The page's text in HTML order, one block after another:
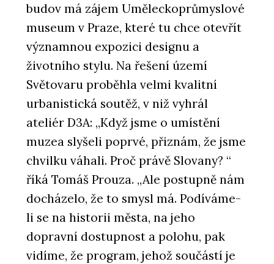
budov má zájem Uměleckoprůmyslové
museum v Praze, které tu chce otevřít
významnou expozici designu a
životního stylu. Na řešení území
Světovaru proběhla velmi kvalitní
urbanistická soutěž, v niž vyhrál
ateliér D3A: „Když jsme o umístění
muzea slyšeli poprvé, přiznám, že jsme
chvilku váhali. Proč právě Slovany? “
říká Tomáš Prouza. „Ale postupně nám
docházelo, že to smysl má. Podíváme-
li se na historii města, na jeho
dopravní dostupnost a polohu, pak
vidíme, že program, jehož součástí je